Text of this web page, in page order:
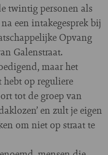
twintig personen als
een intakegesprek bij
Opvang
Galenstraat.
maar het
hebt op reguliere
tot de groep van
en zult je eigen
om niet op straat te